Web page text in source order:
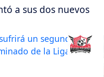
a sus dos nuevos